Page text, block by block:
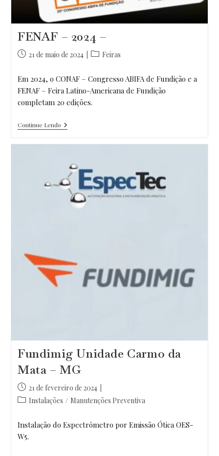
FENAF – 2024 –
Post21 de maio de 2024
Categoria
post:
Feiras
Em 2024, o CONAF – Congresso ABIFA de Fundição e a
FENAF – Feira Latino-Americana de Fundição
completam 20 edições.
Continue LendoFENAF
–
Fundimig Unidade Carmo da
Mata – MG
Post
publicado:
21 de fevereiro de 2024
Categoria
post:
Instalações / Manutenções Preventiva
Instalação do Espectrômetro por Emissão Ótica OES-
W5.